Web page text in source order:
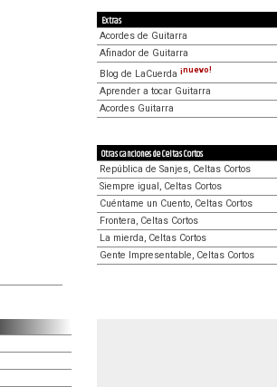
Extras
Acordes de Guitarra
Afinador de Guitarra
Blog de LaCuerda ¡nuevo!
Aprender a tocar Guitarra
Acordes Guitarra
Otras canciones de Celtas Cortos
República de Sanjes, Celtas Cortos
Siempre igual, Celtas Cortos
Cuéntame un Cuento, Celtas Cortos
Frontera, Celtas Cortos
La mierda, Celtas Cortos
Gente Impresentable, Celtas Cortos